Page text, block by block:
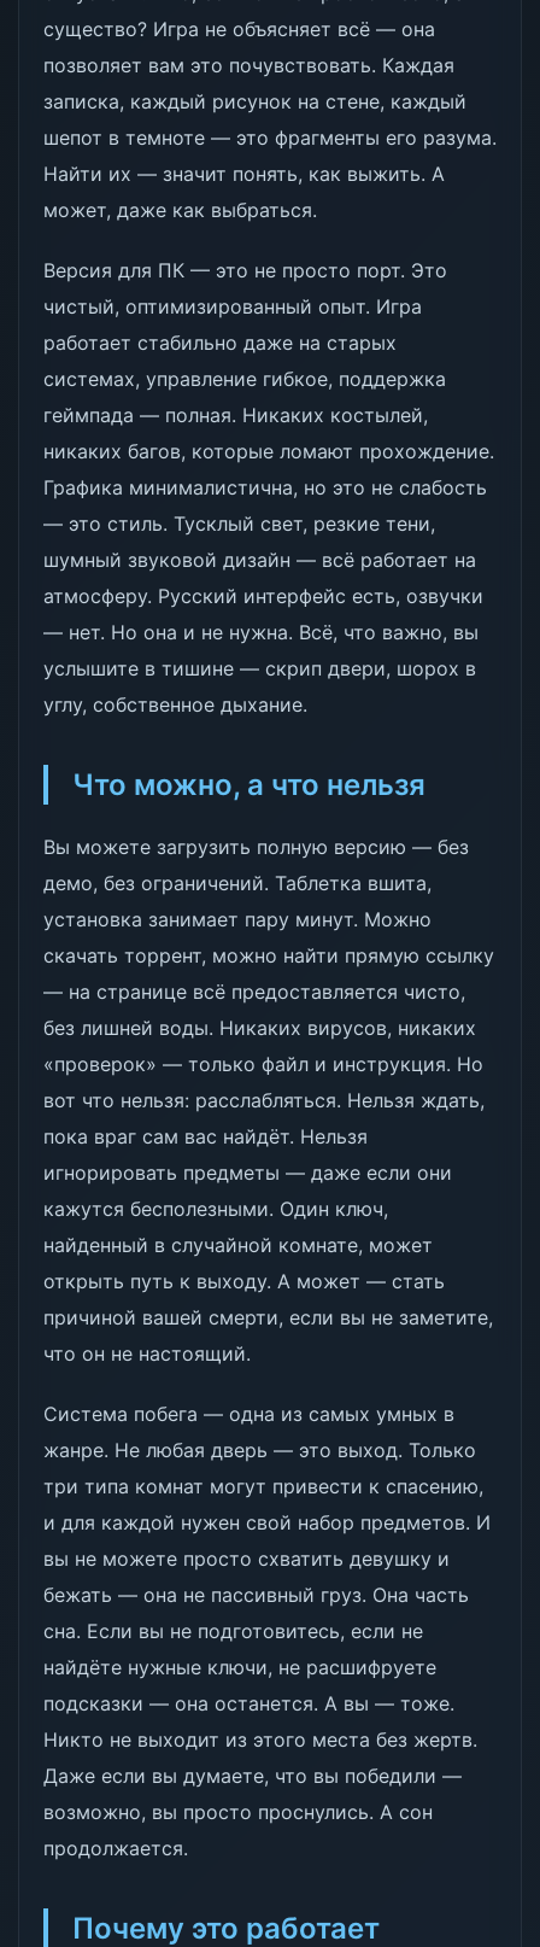
существо? Игра не объясняет всё — она
позволяет вам это почувствовать. Каждая
записка, каждый рисунок на стене, каждый
шепот в темноте — это фрагменты его разума.
Найти их — значит понять, как выжить. А
может, даже как выбраться.
Версия для ПК — это не просто порт. Это
чистый, оптимизированный опыт. Игра
работает стабильно даже на старых
системах, управление гибкое, поддержка
геймпада — полная. Никаких костылей,
никаких багов, которые ломают прохождение.
Графика минималистична, но это не слабость
— это стиль. Тусклый свет, резкие тени,
шумный звуковой дизайн — всё работает на
атмосферу. Русский интерфейс есть, озвучки
— нет. Но она и не нужна. Всё, что важно, вы
услышите в тишине — скрип двери, шорох в
углу, собственное дыхание.
Что можно, а что нельзя
Вы можете загрузить полную версию — без
демо, без ограничений. Таблетка вшита,
установка занимает пару минут. Можно
скачать торрент, можно найти прямую ссылку
— на странице всё предоставляется чисто,
без лишней воды. Никаких вирусов, никаких
«проверок» — только файл и инструкция. Но
вот что нельзя: расслабляться. Нельзя ждать,
пока враг сам вас найдёт. Нельзя
игнорировать предметы — даже если они
кажутся бесполезными. Один ключ,
найденный в случайной комнате, может
открыть путь к выходу. А может — стать
причиной вашей смерти, если вы не заметите,
что он не настоящий.
Система побега — одна из самых умных в
жанре. Не любая дверь — это выход. Только
три типа комнат могут привести к спасению,
и для каждой нужен свой набор предметов. И
вы не можете просто схватить девушку и
бежать — она не пассивный груз. Она часть
сна. Если вы не подготовитесь, если не
найдёте нужные ключи, не расшифруете
подсказки — она останется. А вы — тоже.
Никто не выходит из этого места без жертв.
Даже если вы думаете, что вы победили —
возможно, вы просто проснулись. А сон
продолжается.
Почему это работает